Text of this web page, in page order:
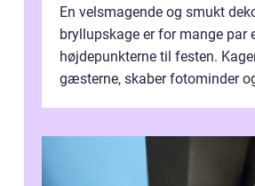
En velsmagende og smukt
bryllupskage er for mange par
højdepunkterne til festen.
gæsterne, skaber fotominder